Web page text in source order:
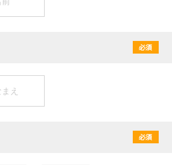
必須
必須